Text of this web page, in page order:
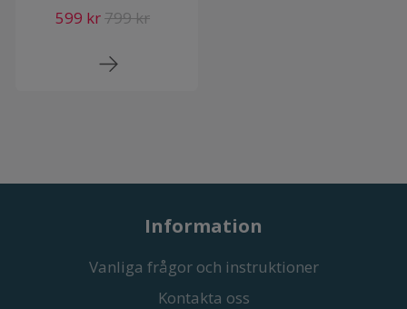
599 kr799 kr
Information
Vanliga frågor och instruktioner
Kontakta oss